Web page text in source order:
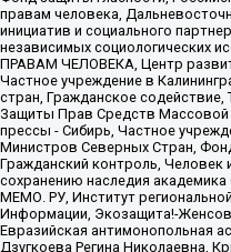
правам человека,
инициатив и социального
независимых социологических
ПРАВАМ ЧЕЛОВЕКА, Центр
Частное учреждение в
стран, Гражданское
Защиты Прав Средств Массовой
прессы - Сибирь, Частное
Министров Северных Стран,
Гражданский контроль, Человек
сохранению наследия
МЕМО. РУ, Институт
Информации, Экозащита!-
Евразийская антимонопольная
Дзугкоева Регина Николаевна,